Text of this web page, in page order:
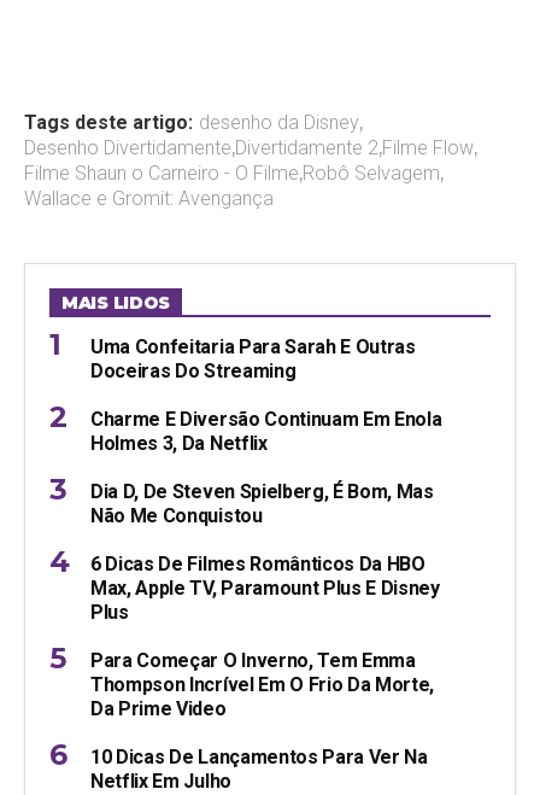
Tags deste artigo: desenho da Disney,
Desenho Divertidamente,Divertidamente 2,Filme Flow,
Filme Shaun o Carneiro - O Filme,Robô Selvagem,
Wallace e Gromit: Avengança
MAIS LIDOS
Uma Confeitaria Para Sarah E Outras
Doceiras Do Streaming
Charme E Diversão Continuam Em Enola
Holmes 3, Da Netflix
Dia D, De Steven Spielberg, É Bom, Mas
Não Me Conquistou
6 Dicas De Filmes Românticos Da HBO
Max, Apple TV, Paramount Plus E Disney
Plus
Para Começar O Inverno, Tem Emma
Thompson Incrível Em O Frio Da Morte,
Da Prime Video
10 Dicas De Lançamentos Para Ver Na
Netflix Em Julho